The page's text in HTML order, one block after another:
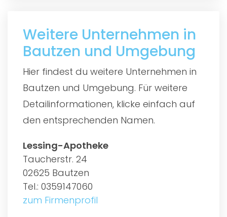
Weitere Unternehmen in
Bautzen und Umgebung
Hier findest du weitere Unternehmen in
Bautzen und Umgebung. Für weitere
Detailinformationen, klicke einfach auf
den entsprechenden Namen.
Lessing-Apotheke
Taucherstr. 24
02625 Bautzen
Tel.: 0359147060
zum Firmenprofil